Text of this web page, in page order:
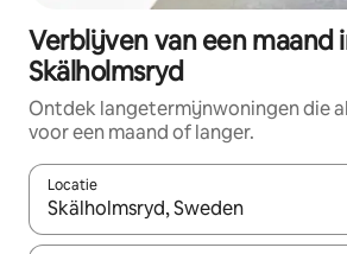
Verblijven van een maand
Skälholmsryd
Ontdek langetermijnwoningen die
voor een maand of langer.
Locatie
Wanneer er resultaten beschikbaar